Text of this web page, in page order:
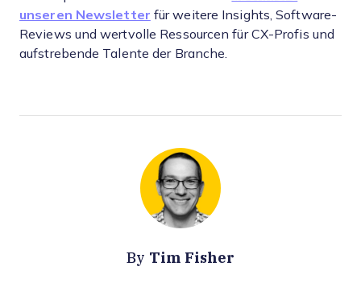
unseren Newsletter für weitere Insights, Software-
Reviews und wertvolle Ressourcen für CX-Profis und
aufstrebende Talente der Branche.
By Tim Fisher